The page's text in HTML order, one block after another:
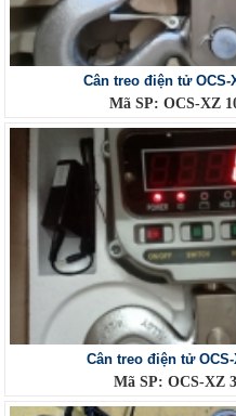
Cân treo điện tử OCS-
Mã SP: OCS-XZ
Cân treo điện tử OCS-
Mã SP: OCS-XZ